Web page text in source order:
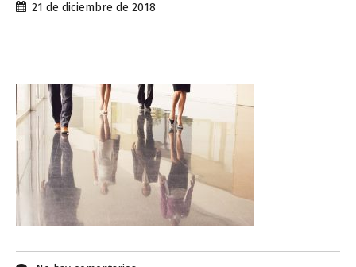
21 de diciembre de 2018